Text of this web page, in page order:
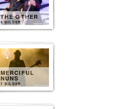
THE OTHER
8 BILDER
MERCIFUL
NUNS
7 BILDER